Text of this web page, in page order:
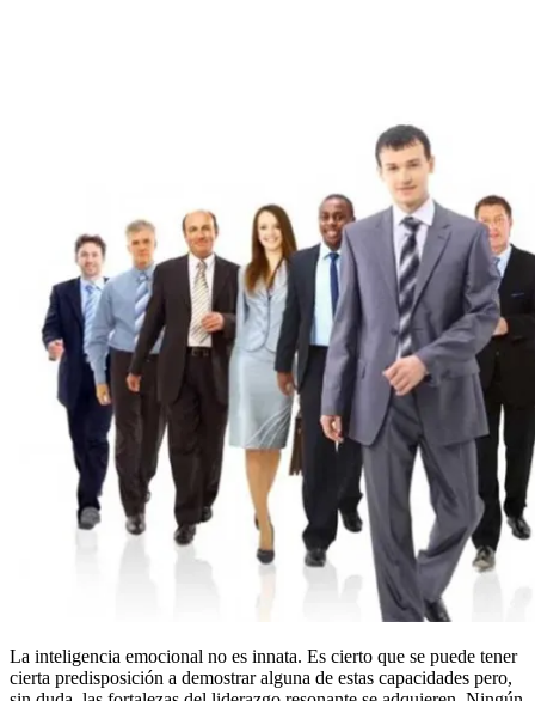
La inteligencia emocional no es innata. Es cierto que se puede tener
cierta predisposición a demostrar alguna de estas capacidades pero,